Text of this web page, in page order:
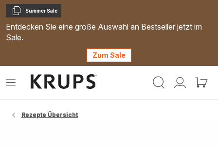
Kopieren
Summer Sale
Entdecken Sie eine große Auswahl an Bestseller jetzt im
Sale.
Zum Sale
Mein
Mein
Das
Rezepte Übersicht